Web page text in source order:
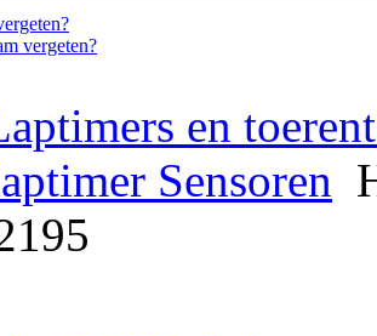
vergeten?
en
Sensoren